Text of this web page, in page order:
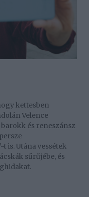
kettesben
Velence
és reneszánsz
is. Utána vessétek
sűrűjébe, és